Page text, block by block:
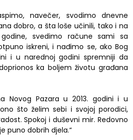
navečer, svodimo dnevne
dobro, a šta loše učinili, tako i na
svedimo račune sami sa
iskreni, i nađimo se, ako Bog
i u narednoj godini spremniji da
ka boljem životu građana
Novog Pazara u 2013. godini i u
što želim sebi i svojoj porodici,
Spokoj i duševni mir. Redovno
puno dobrih djela.“